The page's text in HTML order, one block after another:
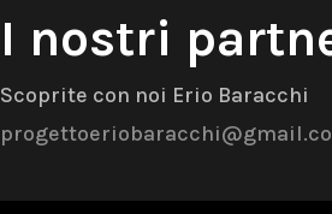
I nostri
Scoprite con noi Erio Baracchi